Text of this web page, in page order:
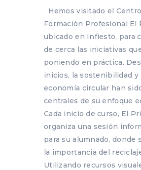
Hemos visitado el
Formación Profesional El
ubicado en Infiesto, para
de cerca las iniciativas
poniendo en práctica.
inicios, la sostenibilidad y
economía circular han
centrales de su enfoque
Cada inicio de curso, El
organiza una sesión
para su alumnado, donde
la importancia del
Utilizando recursos